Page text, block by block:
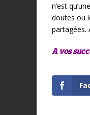
n’est
doutes ou
partagées.
A vos